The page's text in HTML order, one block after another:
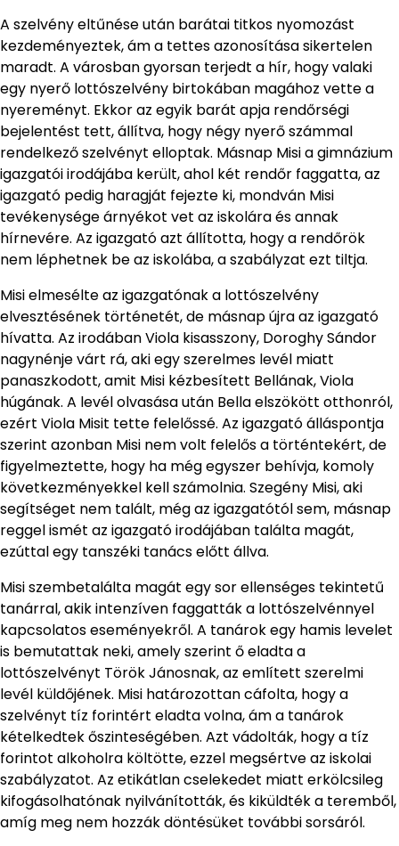
A szelvény eltűnése után barátai titkos nyomozást
kezdeményeztek, ám a tettes azonosítása sikertelen
maradt. A városban gyorsan terjedt a hír, hogy valaki
egy nyerő lottószelvény birtokában magához vette a
nyereményt. Ekkor az egyik barát apja rendőrségi
bejelentést tett, állítva, hogy négy nyerő számmal
rendelkező szelvényt elloptak. Másnap Misi a gimnázium
igazgatói irodájába került, ahol két rendőr faggatta, az
igazgató pedig haragját fejezte ki, mondván Misi
tevékenysége árnyékot vet az iskolára és annak
hírnevére. Az igazgató azt állította, hogy a rendőrök
nem léphetnek be az iskolába, a szabályzat ezt tiltja.
Misi elmesélte az igazgatónak a lottószelvény
elvesztésének történetét, de másnap újra az igazgató
hívatta. Az irodában Viola kisasszony, Doroghy Sándor
nagynénje várt rá, aki egy szerelmes levél miatt
panaszkodott, amit Misi kézbesített Bellának, Viola
húgának. A levél olvasása után Bella elszökött otthonról,
ezért Viola Misit tette felelőssé. Az igazgató álláspontja
szerint azonban Misi nem volt felelős a történtekért, de
figyelmeztette, hogy ha még egyszer behívja, komoly
következményekkel kell számolnia. Szegény Misi, aki
segítséget nem talált, még az igazgatótól sem, másnap
reggel ismét az igazgató irodájában találta magát,
ezúttal egy tanszéki tanács előtt állva.
Misi szembetalálta magát egy sor ellenséges tekintetű
tanárral, akik intenzíven faggatták a lottószelvénnyel
kapcsolatos eseményekről. A tanárok egy hamis levelet
is bemutattak neki, amely szerint ő eladta a
lottószelvényt Török Jánosnak, az említett szerelmi
levél küldőjének. Misi határozottan cáfolta, hogy a
szelvényt tíz forintért eladta volna, ám a tanárok
kételkedtek őszinteségében. Azt vádolták, hogy a tíz
forintot alkoholra költötte, ezzel megsértve az iskolai
szabályzatot. Az etikátlan cselekedet miatt erkölcsileg
kifogásolhatónak nyilvánították, és kiküldték a teremből,
amíg meg nem hozzák döntésüket további sorsáról.